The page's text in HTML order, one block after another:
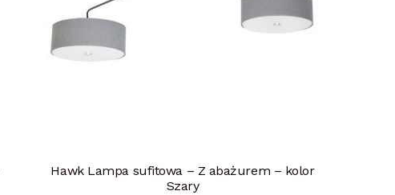
Hawk Lampa sufitowa – Z abażurem – kolor
Szary